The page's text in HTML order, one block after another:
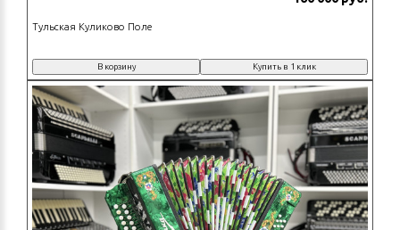
Тульская Куликово Поле
В корзину Купить в 1 клик